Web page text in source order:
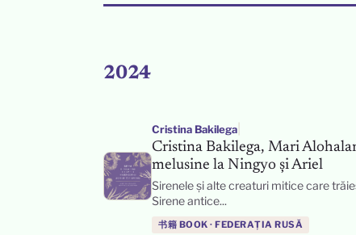
2024
Cristina Bakilega
Cristina Bakilega, Mari
melusine la Ningyo și Ariel
Sirenele și alte creaturi mitice care
Sirene antice...
书籍 BOOK · FEDERAȚIA RUSĂ